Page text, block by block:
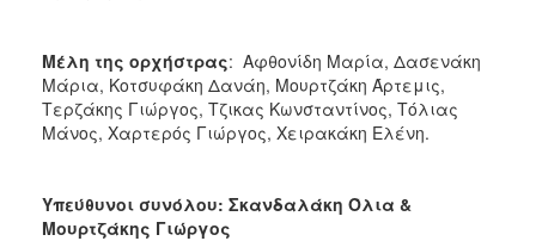
Μέλη της ορχήστρας: Αφθονίδη Μαρία, Δασενάκη
Μάρια, Κοτσυφάκη Δανάη, Μουρτζάκη Άρτεμις,
Τερζάκης Γιώργος, Τζικας Κωνσταντίνος, Τόλιας
Μάνος, Χαρτερός Γιώργος, Χειρακάκη Ελένη.
Υπεύθυνοι συνόλου: Σκανδαλάκη Όλια &
Μουρτζάκης Γιώργος